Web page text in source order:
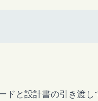
ドと設計書の引き渡